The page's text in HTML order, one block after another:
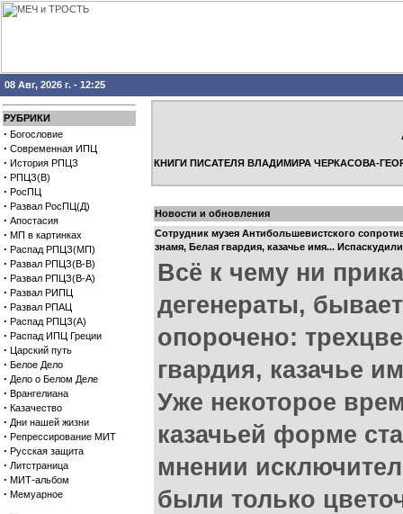
08 Авг, 2026 г. - 12:25
РУБРИКИ
· Богословие
· Современная ИПЦ
· История РПЦЗ
· РПЦЗ(В)
· РосПЦ
· Развал РосПЦ(Д)
· Апостасия
· МП в картинках
· Распад РПЦЗ(МП)
· Развал РПЦЗ(В-В)
· Развал РПЦЗ(В-А)
· Развал РИПЦ
· Развал РПАЦ
· Распад РПЦЗ(А)
· Распад ИПЦ Греции
· Царский путь
· Белое Дело
· Дело о Белом Деле
· Врангелиана
· Казачество
· Дни нашей жизни
· Репрессирование МИТ
· Русская защита
· Литстраница
· МИТ-альбом
· Мемуарное
КНИГИ ПИСАТЕЛЯ ВЛАДИМИРА ЧЕРКАСОВА-
Новости и обновления
Сотрудник музея Антибольшевистского
знамя, Белая гвардия, казачье имя...
Всё к чему ни
дегенераты,
опорочено:
гвардия, казачье
Уже некоторое
казачьей форме
мнении
были только